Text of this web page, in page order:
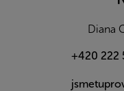
Diana
+420 222